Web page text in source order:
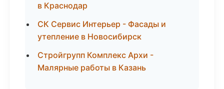
в Краснодар
СК Сервис Интерьер - Фасады и
утепление в Новосибирск
Стройгрупп Комплекс Архи -
Малярные работы в Казань